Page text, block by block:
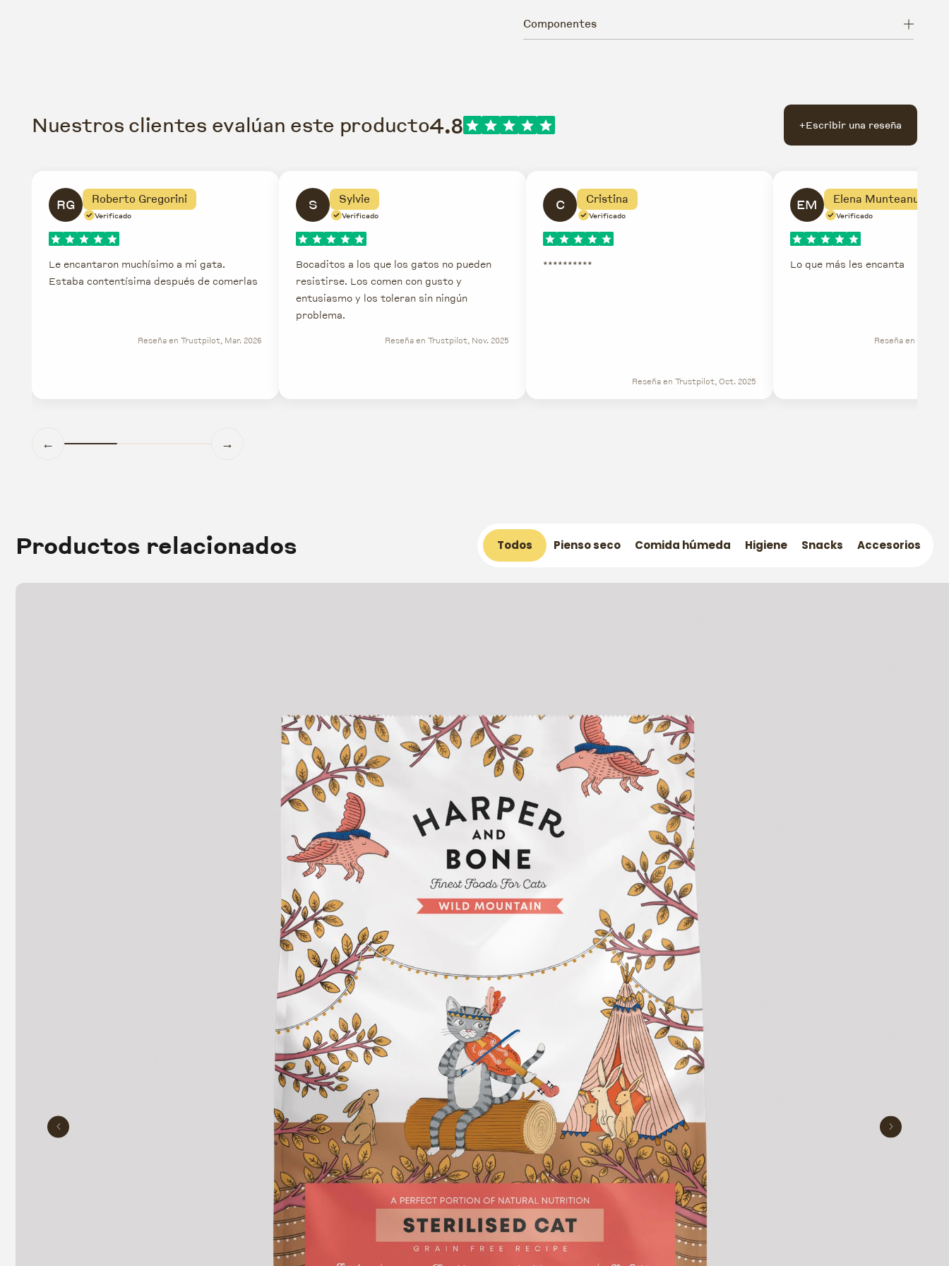
Componentes
Nuestros clientes evalúan este producto4.8 +Escribir una reseña
RG Roberto Gregorini
Verificado
Le encantaron muchísimo a mi gata.
Estaba contentísima después de comerlas
Reseña en Trustpilot, Mar. 2026
S Sylvie
Verificado
Bocaditos a los que los gatos no pueden
resistirse. Los comen con gusto y
entusiasmo y los toleran sin ningún
problema.
Reseña en Trustpilot, Nov. 2025
C Cristina
Verificado
**********
Reseña en Trustpilot, Oct. 2025
EM Elena Munteanu
Verificado
Lo que más les encanta
Reseña en
← →
Productos relacionados Todos Pienso seco Comida húmeda Higiene Snacks Accesorios